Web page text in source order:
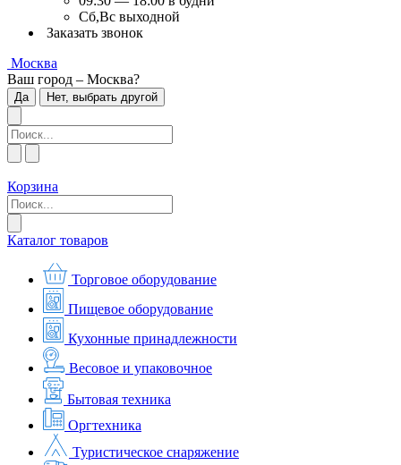
Сб,Вс выходной
Заказать звонок
Москва
Ваш город – Москва?
Да Нет, выбрать другой
Корзина
Каталог товаров
Торговое оборудование
Пищевое оборудование
Кухонные принадлежности
Весовое и упаковочное
Бытовая техника
Оргтехника
Туристическое снаряжение